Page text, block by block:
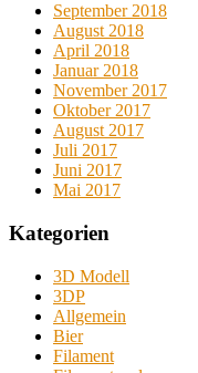
September 2018
August 2018
April 2018
Januar 2018
November 2017
Oktober 2017
August 2017
Juli 2017
Juni 2017
Mai 2017
Kategorien
3D Modell
3DP
Allgemein
Bier
Filament